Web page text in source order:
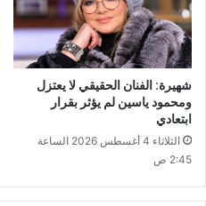
شهيرة: الفنان الحقيقي لا يعتزل
ومحمود ياسين لم يؤثر بقرار
ابتعادي
الثلاثاء 4 أغسطس 2026 الساعة
2:45 ص